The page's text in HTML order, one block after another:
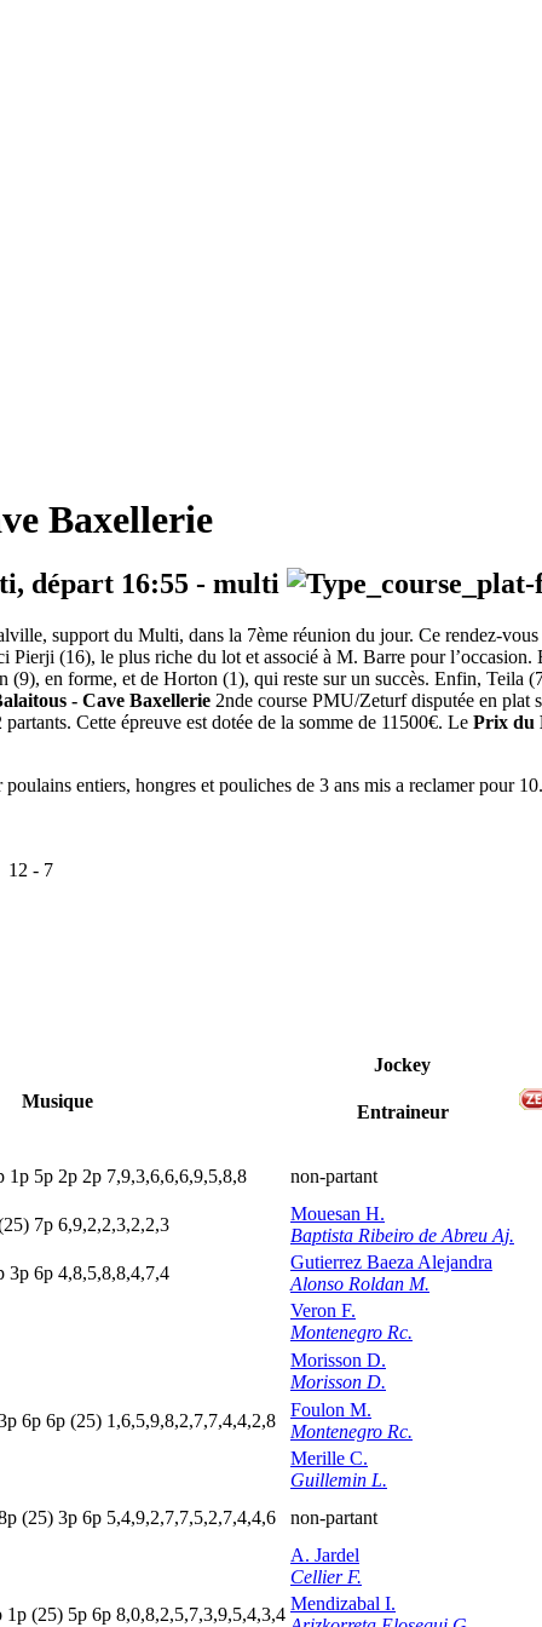
Baxellerie
départ 16:55 - multi
support du Multi, dans la 7ème réunion du jour. Ce rendez-
Pierji (16), le plus riche du lot et associé à M. Barre pour
en forme, et de Horton (1), qui reste sur un succès. Enfin, Teila
- Cave Baxellerie 2nde course PMU/Zeturf disputée en plat
Cette épreuve est dotée de la somme de 11500€. Le Prix du
entiers, hongres et pouliches de 3 ans mis a reclamer pour
12 - 7
Musique
Jockey
Entraineur
1p 5p 2p 2p 7,9,3,6,6,6,9,5,8,8 non-partant
7p 6,9,2,2,3,2,2,3
Mouesan H.
Baptista Ribeiro de Abreu Aj.
3p 6p 4,8,5,8,8,4,7,4
Gutierrez Baeza Alejandra
Alonso Roldan M.
Veron F.
Montenegro Rc.
Morisson D.
Morisson D.
p 6p 6p (25) 1,6,5,9,8,2,7,7,4,4,2,8
Foulon M.
Montenegro Rc.
Merille C.
Guillemin L.
p (25) 3p 6p 5,4,9,2,7,7,5,2,7,4,4,6
non-partant
A. Jardel
Cellier F.
1p (25) 5p 6p 8,0,8,2,5,7,3,9,5,4,3,4
Mendizabal I.